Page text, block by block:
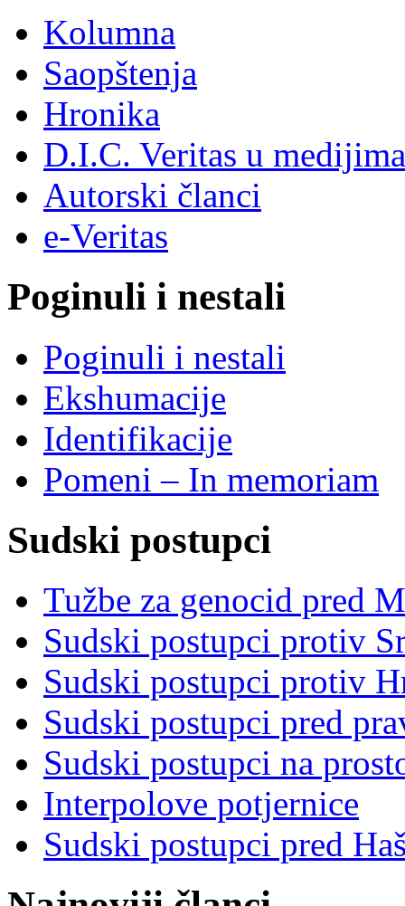
Kolumna
Saopštenja
Hronika
D.I.C. Veritas u medijima
Autorski članci
e-Veritas
Poginuli i nestali
Poginuli i nestali
Ekshumacije
Identifikacije
Pomeni – In memoriam
Sudski postupci
Tužbe za genocid pred
Sudski postupci protiv
Sudski postupci protiv
Sudski postupci pred
Sudski postupci na
Interpolove potjernice
Sudski postupci pred